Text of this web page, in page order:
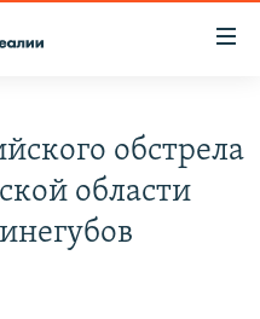
СОПРОТИВЛЕНИЯ
обстрела
области